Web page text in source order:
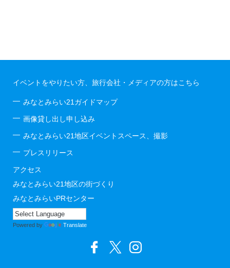
イベントをやりたい方、旅行会社・メディアの方はこちら
みなとみらい21ガイドマップ
画像貸し出し申し込み
みなとみらい21地区イベントスペース、撮影
プレスリリース
アクセス
みなとみらい21地区の街づくり
みなとみらいPRセンター
Powered by Translate